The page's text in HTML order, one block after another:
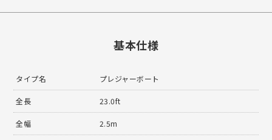
基本仕様
タイプ名 プレジャーボート
全長 23.0ft
全幅 2.5m